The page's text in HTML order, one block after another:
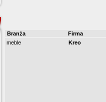
Branża
Firma
meble
Kreo